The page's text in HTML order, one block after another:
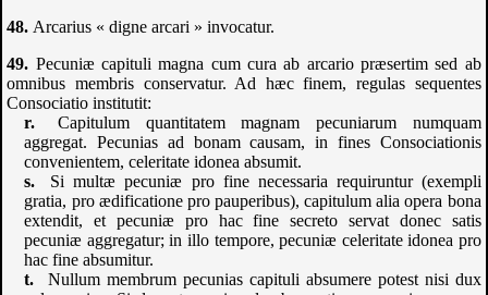
Arcarius « digne arcari » invocatur.
Pecuniæ capituli magna cum cura ab arcario præsertim sed ab
omnibus membris conservatur. Ad hæc finem, regulas sequentes
Consociatio institutit:
Capitulum quantitatem magnam pecuniarum numquam
aggregat. Pecunias ad bonam causam, in fines Consociationis
convenientem, celeritate idonea absumit.
Si multæ pecuniæ pro fine necessaria requiruntur (exempli
gratia, pro ædificatione pro pauperibus), capitulum alia opera bona
extendit, et pecuniæ pro hac fine secreto servat donec satis
pecuniæ aggregatur; in illo tempore, pecuniæ celeritate idonea pro
hac fine absumitur.
Nullum membrum pecunias capituli absumere potest nisi dux